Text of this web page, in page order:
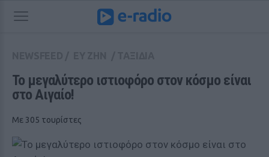
Το μεγαλύτερο ιστιοφόρο στον κόσμο είναι
στο Αιγαίο!
Με 305 τουρίστες